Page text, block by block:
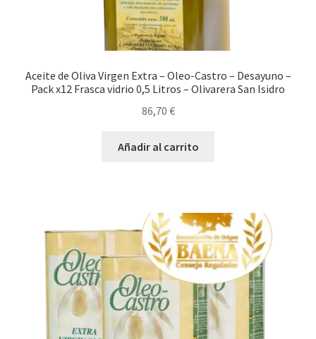
Aceite de Oliva Virgen Extra – Oleo-Castro – Desayuno –
Pack x12 Frasca vidrio 0,5 Litros – Olivarera San Isidro
86,70 €
Añadir al carrito